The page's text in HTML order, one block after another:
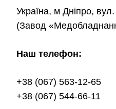
Україна, м Дніпро,
(Завод
Наш телефон:
+38 (067) 563-12-65
+38 (067) 544-66-11